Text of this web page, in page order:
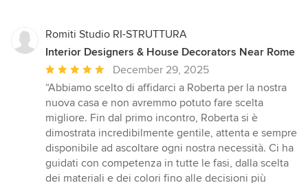
Romiti Studio RI-STRUTTURA
Interior Designers & House Decorators Near Rome
Average
rating:
5
out
of
5
stars
December 29, 2025
“Abbiamo scelto di affidarci a Roberta per la nostra
nuova casa e non avremmo potuto fare scelta
migliore. Fin dal primo incontro, Roberta si è
dimostrata incredibilmente gentile, attenta e sempre
disponibile ad ascoltare ogni nostra necessità. Ci ha
guidati con competenza in tutte le fasi, dalla scelta
dei materiali e dei colori fino alle decisioni più